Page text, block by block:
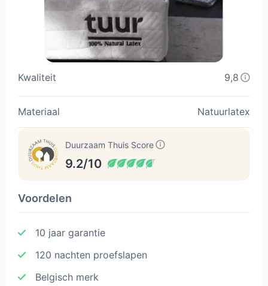
Kwaliteit 9,8
Materiaal Natuurlatex
Duurzaam Thuis Score
9.2/10
Voordelen
10 jaar garantie
120 nachten proefslapen
Belgisch merk